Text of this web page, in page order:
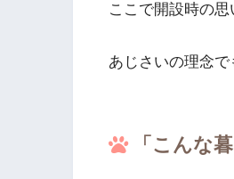
ここで開設時の思
あじさいの理念で
「こんな